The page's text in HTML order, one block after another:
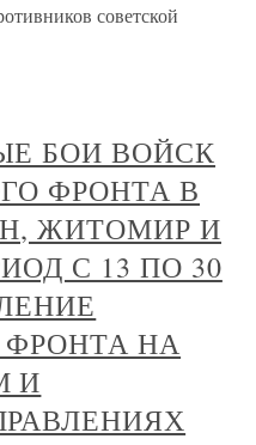
советской
БОИ ВОЙСК
ФРОНТА В
ЖИТОМИР И
С 13 ПО 30
НА
И